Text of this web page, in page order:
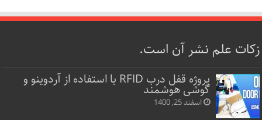
زکات علم نشر آن است.
پروژه قفل‌ درب RFID با استفاده از آردوینو و
گوشی هوشمند
اسفند 25, 1400